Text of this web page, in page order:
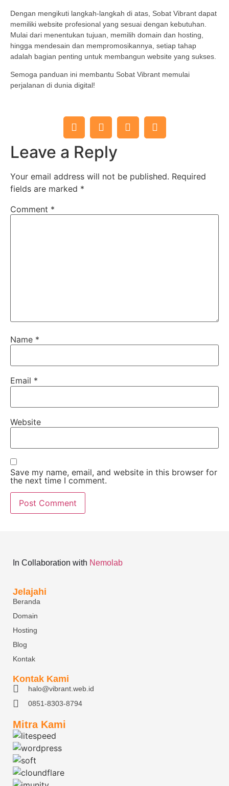
Dengan mengikuti langkah-langkah di atas, Sobat Vibrant dapat
memiliki website profesional yang sesuai dengan kebutuhan.
Mulai dari menentukan tujuan, memilih domain dan hosting,
hingga mendesain dan mempromosikannya, setiap tahap
adalah bagian penting untuk membangun website yang sukses.
Semoga panduan ini membantu Sobat Vibrant memulai
perjalanan di dunia digital!
Leave a Reply
Your email address will not be published. Required
fields are marked *
Comment *
Name *
Email *
Website
Save my name, email, and website in this browser for
the next time I comment.
In Collaboration with Nemolab
Jelajahi
Beranda
Domain
Hosting
Blog
Kontak
Kontak Kami
halo@vibrant.web.id
0851-8303-8794
Mitra Kami